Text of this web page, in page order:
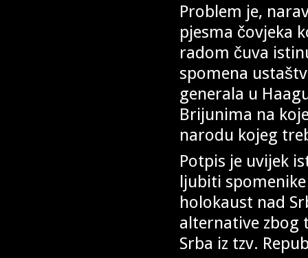
Problem je,
pjesma čovjeka
radom čuva
spomena
generala u
Brijunima na
narodu kojeg
Potpis je uvijek
ljubiti
holokaust nad
alternative zbog
Srba iz tzv.